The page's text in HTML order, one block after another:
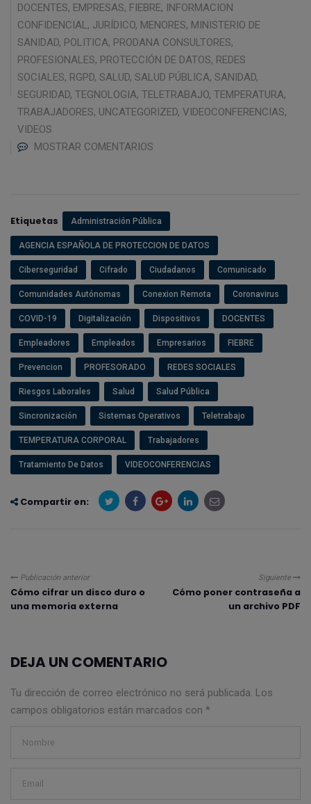
DOCENTES, EMPRESAS, FIEBRE, INFORMACION
CONFIDENCIAL, JURÍDICO, MENORES, MINISTERIO DE
SANIDAD, POLITICA, PRODANA CONSULTORES,
PROFESIONALES, PROTECCIÓN DE DATOS, REDES
SOCIALES, RGPD, SALUD, SALUD PÚBLICA, SANIDAD,
SEGURIDAD, TEGNOLOGIA, TELETRABAJO, TEMPERATURA,
TRABAJADORES, UNCATEGORIZED, VIDEOCONFERENCIAS,
VIDEOS
MOSTRAR COMENTARIOS
Etiquetas Administración Pública
AGENCIA ESPAÑOLA DE PROTECCION DE DATOS
Ciberseguridad Cifrado Ciudadanos Comunicado
Comunidades Autónomas Conexion Remota Coronavirus
COVID-19 Digitalización Dispositivos DOCENTES
Empleadores Empleados Empresarios FIEBRE
Prevencion PROFESORADO REDES SOCIALES
Riesgos Laborales Salud Salud Pública
Sincronización Sistemas Operativos Teletrabajo
TEMPERATURA CORPORAL Trabajadores
Tratamiento De Datos VIDEOCONFERENCIAS
Compartir en:
Publicación anterior
Cómo cifrar un disco duro o
una memoria externa
Siguiente
Cómo poner contraseña a
un archivo PDF
DEJA UN COMENTARIO
Tu dirección de correo electrónico no será publicada. Los
campos obligatorios están marcados con *